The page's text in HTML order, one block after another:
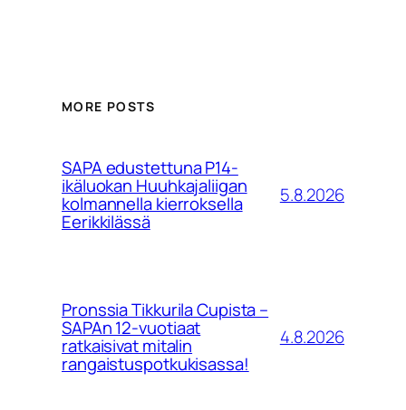
MORE POSTS
SAPA edustettuna P14-
ikäluokan Huuhkajaliigan
kolmannella kierroksella
Eerikkilässä
5.8.2026
Pronssia Tikkurila Cupista –
SAPAn 12-vuotiaat
ratkaisivat mitalin
rangaistuspotkukisassa!
4.8.2026